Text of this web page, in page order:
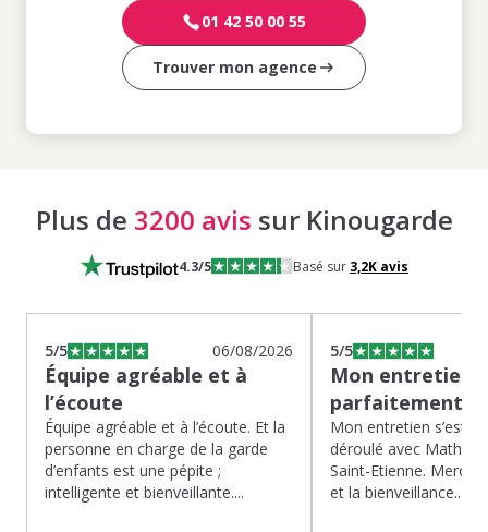
01 42 50 00 55
Trouver mon agence
Plus de 3200 avis sur Kinougarde
4.3/5 Basé sur 3,2Kavis
5/5 06/08/2026
Équipe agréable et à
l’écoute
Équipe agréable et à l’écoute. Et la
personne en charge de la garde
d’enfants est une pépite ;
intelligente et bienveillante....
5/5
Mon entretien
parfaitement…
Mon entretien s’est
déroulé avec Mathias
Saint-Etienne. Merci
et la bienveillance...